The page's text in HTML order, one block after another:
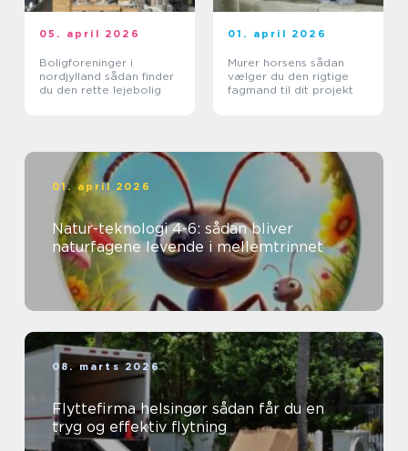
05. april 2026
Boligforeninger i
nordjylland sådan finder
du den rette lejebolig
01. april 2026
Murer horsens sådan
vælger du den rigtige
fagmand til dit projekt
01. april 2026
Natur-teknologi 4-6: sådan bliver
naturfagene levende i mellemtrinnet
08. marts 2026
Flyttefirma helsingør sådan får du en
tryg og effektiv flytning